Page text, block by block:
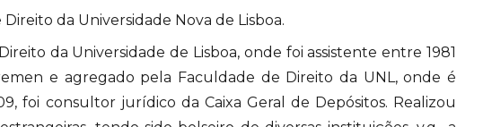
da Universidade Nova de Lisboa.
da Universidade de Lisboa, onde foi assistente entre 1981
e agregado pela Faculdade de Direito da UNL, onde é
foi consultor jurídico da Caixa Geral de Depósitos. Realizou